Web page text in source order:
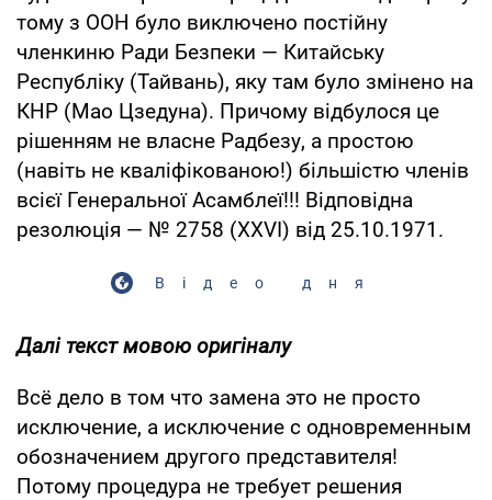
тому з ООН було виключено постійну
членкиню Ради Безпеки — Китайську
Республіку (Тайвань), яку там було змінено на
КНР (Мао Цзедуна). Причому відбулося це
рішенням не власне Радбезу, а простою
(навіть не кваліфікованою!) більшістю членів
всієї Генеральної Асамблеї!!! Відповідна
резолюція — № 2758 (ХХVІ) від 25.10.1971.
Відео дня
Далі текст мовою оригіналу
Всё дело в том что замена это не просто
исключение, а исключение с одновременным
обозначением другого представителя!
Потому процедура не требует решения